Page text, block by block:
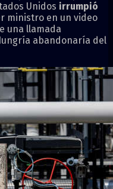
Unidos irrumpió
ministro en un video
una llamada
abandonaría del